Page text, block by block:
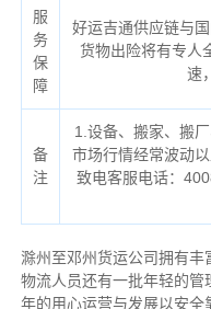
服
务
保
障
好运吉通供应链与
货物出险将有专人
速
备
注
1.设备、搬家、搬
市场行情经常波动
致电客服电话：
滁州至邓州货运公司拥有丰
物流人员还有一批年轻的管
年的用心运营与发展以安